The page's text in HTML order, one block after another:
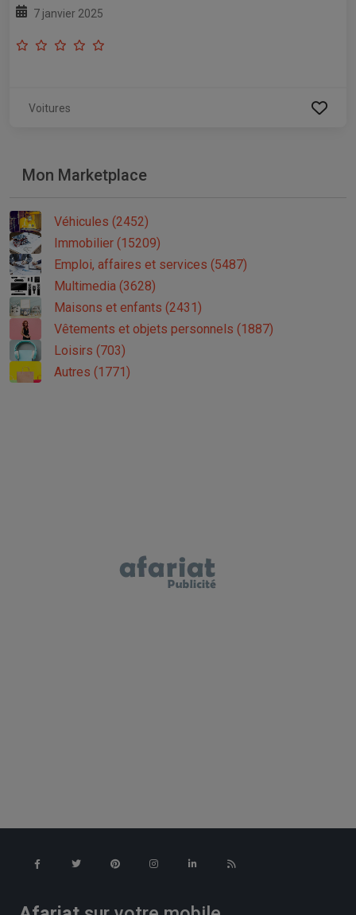
7 janvier 2025
Voitures
Mon Marketplace
Véhicules (2452)
Immobilier (15209)
Emploi, affaires et services (5487)
Multimedia (3628)
Maisons et enfants (2431)
Vêtements et objets personnels (1887)
Loisirs (703)
Autres (1771)